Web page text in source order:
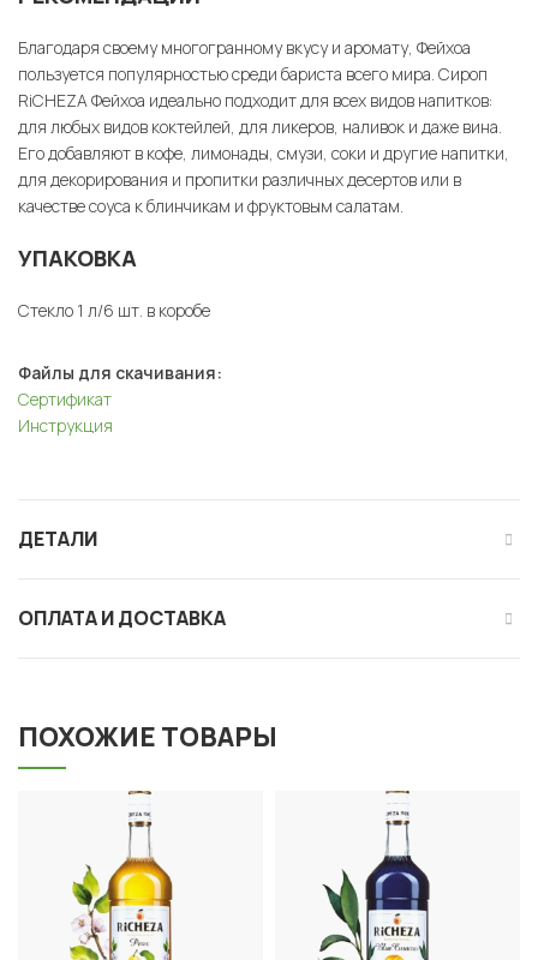
Благодаря своему многогранному вкусу и аромату, Фейхоа
пользуется популярностью среди бариста всего мира. Сироп
RiCHEZA Фейхоа идеально подходит для всех видов напитков:
для любых видов коктейлей, для ликеров, наливок и даже вина.
Его добавляют в кофе, лимонады, смузи, соки и другие напитки,
для декорирования и пропитки различных десертов или в
качестве соуса к блинчикам и фруктовым салатам.
УПАКОВКА
Стекло 1 л/6 шт. в коробе
Файлы для скачивания:
Сертификат
Инструкция
ДЕТАЛИ
ОПЛАТА И ДОСТАВКА
ПОХОЖИЕ ТОВАРЫ